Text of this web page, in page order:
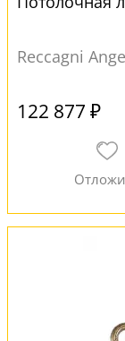
Reccagni
122 877 ₽